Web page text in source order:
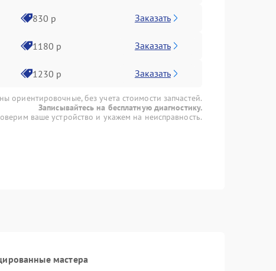
830 р Заказать
1180 р Заказать
1230 р Заказать
ориентировочные, без учета стоимости запчастей.
Записывайтесь на бесплатную диагностику.
ваше устройство и укажем на неисправность.
мастера